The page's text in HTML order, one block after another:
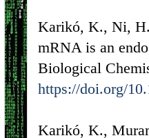
Karikó, K., Ni,
mRNA is an
Biological
https://doi.org/
Karikó, K.,